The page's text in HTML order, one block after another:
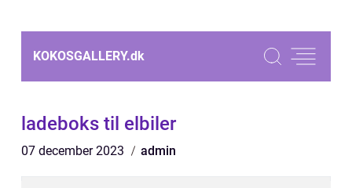
KOKOSGALLERY.dk
ladeboks til elbiler
07 december 2023 admin